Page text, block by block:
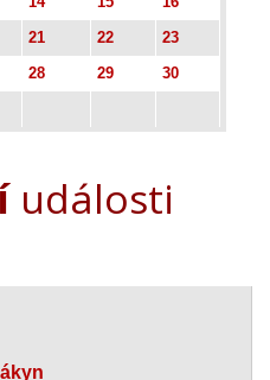
21 22
23
28 29
30
události